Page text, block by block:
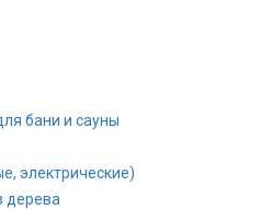
бани и сауны
электрические)
дерева